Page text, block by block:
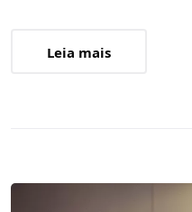
Leia mais